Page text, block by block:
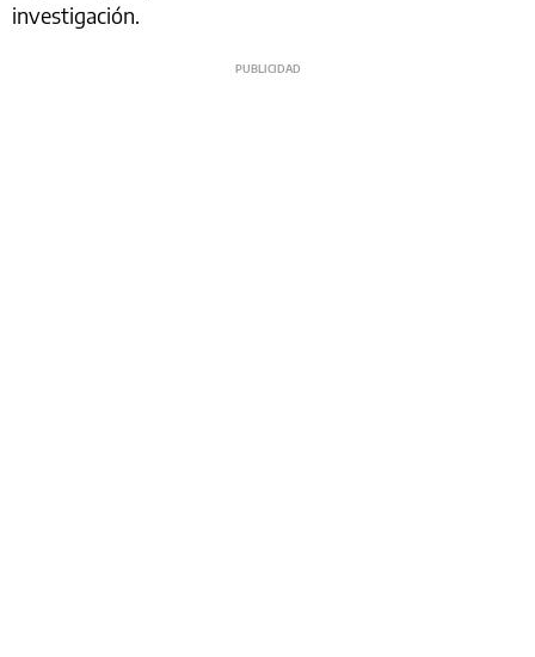
investigación.